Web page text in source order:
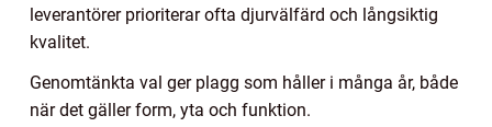
leverantörer prioriterar ofta djurvälfärd och långsiktig
kvalitet.
Genomtänkta val ger plagg som håller i många år, både
när det gäller form, yta och funktion.